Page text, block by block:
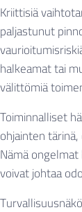
Kriittisiä
paljastunut
halkeamat tai
välittömiä
Toiminnalliset
ohjainten
Nämä
voivat johtaa